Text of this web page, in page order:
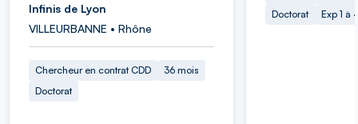
Infinis de Lyon
VILLEURBANNE • Rhône
Chercheur en contrat CDD
36 mois
Doctorat
Doctorat
Exp 1 à